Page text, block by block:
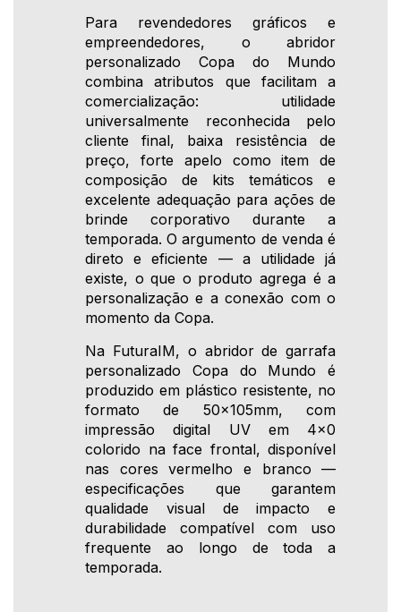
Para revendedores gráficos e
empreendedores, o abridor
personalizado Copa do Mundo
combina atributos que facilitam a
comercialização: utilidade
universalmente reconhecida pelo
cliente final, baixa resistência de
preço, forte apelo como item de
composição de kits temáticos e
excelente adequação para ações de
brinde corporativo durante a
temporada. O argumento de venda é
direto e eficiente — a utilidade já
existe, o que o produto agrega é a
personalização e a conexão com o
momento da Copa.
Na FuturaIM, o abridor de garrafa
personalizado Copa do Mundo é
produzido em plástico resistente, no
formato de 50x105mm, com
impressão digital UV em 4x0
colorido na face frontal, disponível
nas cores vermelho e branco —
especificações que garantem
qualidade visual de impacto e
durabilidade compatível com uso
frequente ao longo de toda a
temporada.